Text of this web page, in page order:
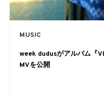
MUSIC
week dudusがアルバム『
MVを公開